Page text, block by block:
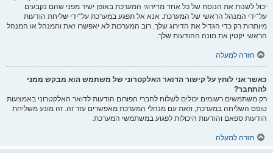
יכול לשנות את הנוסח של כל אחד מדירוגי המערכת באופן ישיר מפני שהם נקבעים
על־ידי המנהל הראשי של המערכת. אנא אל תפגע במערכת על־ידי שליחת הודעות
מיותרות רק כדי הגדיל את הדירוג שלך. רוב המערכות לא יאפשרו זאת והמנהל או המנהל
הראשי יקטין את מונה ההודעות שלך.
חזרה למעלה
כאשר אני לוחץ על קישור הדואר האלקטרוני של משתמש הוא מבקש ממני
להתחבר?
רק משתמשים רשומים יכולים לשלוח לחברי הפורום הודעות לדואר האלקטרוני באמצעות
טופס השליחה במערכת, וזאת עם מנהלי המערכת מאפשרים עזר זה. זה מונע משליחת
הודעות ספאם והודעות היכולות לפגוע במשתמשי המערכת.
חזרה למעלה